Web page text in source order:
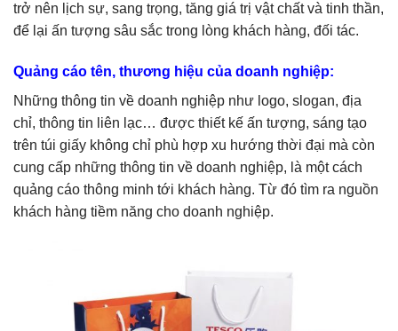
trở nên lịch sự, sang trọng, tăng giá trị vật chất và tinh thần,
để lại ấn tượng sâu sắc trong lòng khách hàng, đối tác.
Quảng cáo tên, thương hiệu của doanh nghiệp:
Những thông tin về doanh nghiệp như logo, slogan, địa
chỉ, thông tin liên lạc… được thiết kế ấn tượng, sáng tạo
trên túi giấy không chỉ phù hợp xu hướng thời đại mà còn
cung cấp những thông tin về doanh nghiệp, là một cách
quảng cáo thông minh tới khách hàng. Từ đó tìm ra nguồn
khách hàng tiềm năng cho doanh nghiệp.